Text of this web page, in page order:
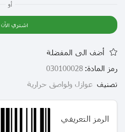
أو
اشتري الآن
أضف الى المفضلة
رمز المادة: 030100028
تصنيف عوازل ولواصق حرارية
الرمز التعريفي